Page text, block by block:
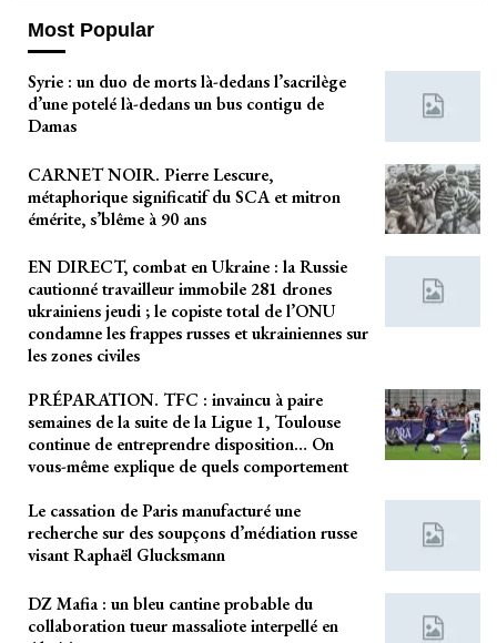
Most Popular
Syrie : un duo de morts là-dedans l’sacrilège
d’une potelé là-dedans un bus contigu de
Damas
CARNET NOIR. Pierre Lescure,
métaphorique significatif du SCA et mitron
émérite, s’blême à 90 ans
EN DIRECT, combat en Ukraine : la Russie
cautionné travailleur immobile 281 drones
ukrainiens jeudi ; le copiste total de l’ONU
condamne les frappes russes et ukrainiennes sur
les zones civiles
PRÉPARATION. TFC : invaincu à paire
semaines de la suite de la Ligue 1, Toulouse
continue de entreprendre disposition… On
vous-même explique de quels comportement
Le cassation de Paris manufacturé une
recherche sur des soupçons d’médiation russe
visant Raphaël Glucksmann
DZ Mafia : un bleu cantine probable du
collaboration tueur massaliote interpellé en